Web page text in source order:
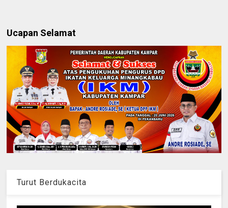
Ucapan Selamat
Turut Berdukacita